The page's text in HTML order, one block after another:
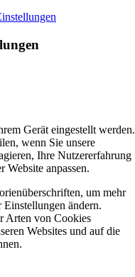
Gerät eingestellt werden.
wenn Sie unsere
Ihre Nutzererfahrung
Website anpassen.
um mehr
ändern.
Arten von Cookies
Websites und auf die